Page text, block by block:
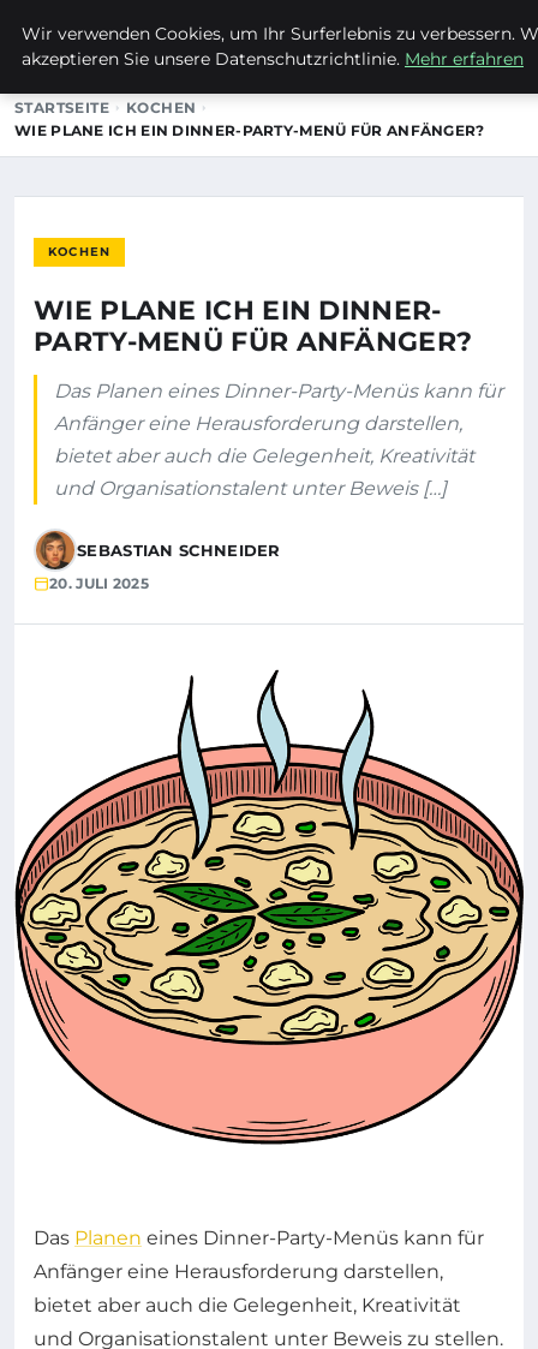
EVET ICH WILL
STARTSEITE
KOCHEN
WIE PLANE ICH EIN DINNER-PARTY-MENÜ FÜR ANFÄNGER?
KOCHEN
WIE PLANE ICH EIN DINNER-
PARTY-MENÜ FÜR ANFÄNGER?
Das Planen eines Dinner-Party-Menüs kann für
Anfänger eine Herausforderung darstellen,
bietet aber auch die Gelegenheit, Kreativität
und Organisationstalent unter Beweis […]
SEBASTIAN SCHNEIDER
20. JULI 2025
Das Planen eines Dinner-Party-Menüs kann für
Anfänger eine Herausforderung darstellen,
bietet aber auch die Gelegenheit, Kreativität
und Organisationstalent unter Beweis zu stellen.
Wir verwenden Cookies, um Ihr Surferlebnis zu verbessern.
akzeptieren Sie unsere Datenschutzrichtlinie. Mehr erfahren